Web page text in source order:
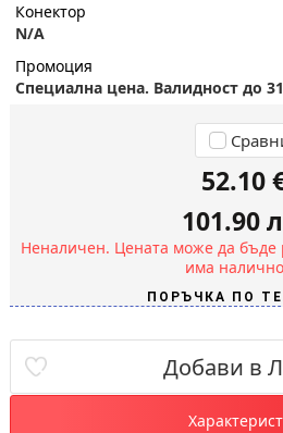
Конектор
N/A
Промоция
Специална цена. Валидност до
52.10
101.90
Неналичен. Цената може да бъде
има
Добави в